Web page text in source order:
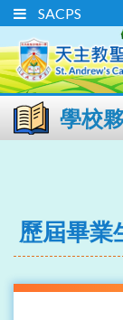
SACPS
學校
歷屆畢業